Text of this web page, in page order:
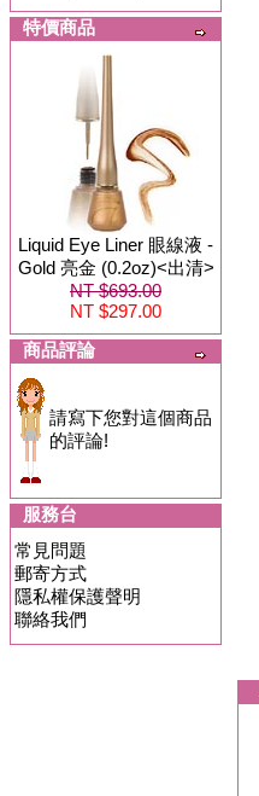
特價商品
Liquid Eye Liner 眼線液 -
Gold 亮金 (0.2oz)<出清>
NT $693.00
NT $297.00
商品評論
請寫下您對這個商品
的評論!
服務台
常見問題
郵寄方式
隱私權保護聲明
聯絡我們